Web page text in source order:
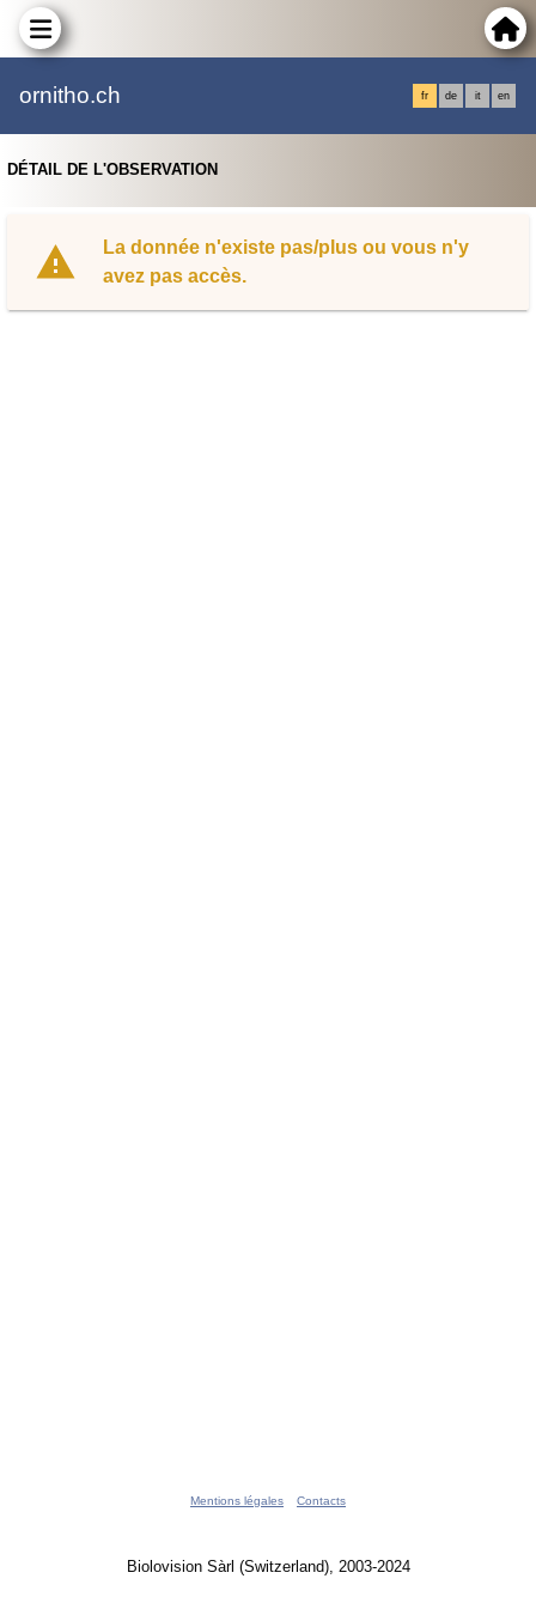
ornitho.ch fr de it en
DÉTAIL DE L'OBSERVATION
La donnée n'existe pas/plus ou vous n'y
avez pas accès.
Mentions légales Contacts
Biolovision Sàrl (Switzerland), 2003-2024